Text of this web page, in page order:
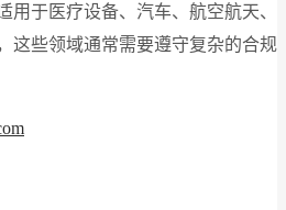
用于医疗设备、汽车、航空航天、
这些领域通常需要遵守复杂的合规